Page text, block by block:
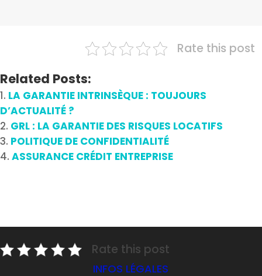
Rate this post
Related Posts:
LA GARANTIE INTRINSÈQUE : TOUJOURS
D’ACTUALITÉ ?
GRL : LA GARANTIE DES RISQUES LOCATIFS
POLITIQUE DE CONFIDENTIALITÉ
ASSURANCE CRÉDIT ENTREPRISE
Rate this post
INFOS LÉGALES